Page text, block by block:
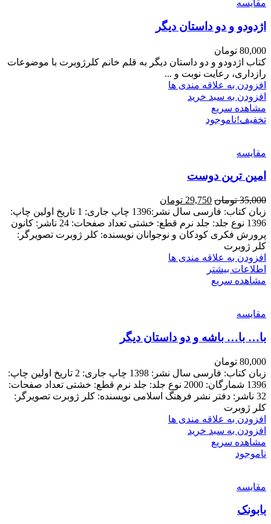
مقایسه
اژدودو و دو داستان دیگر
80,000 تومان
کتاب اژدودو و دو داستان دیگر به قلم خانم کلرژوبرت با موضوعات
رازداری، رعایت نوبت و ...
افزودن به علاقه مندی ها
افزودن به سبد خرید
مشاهده سریع
تخفیف!ناموجود
مقایسه
امین ترین دوست
35,000 تومان 29,750 تومان
زبان کتاب: فارسی سال نشر:1396 چاپ جاری: 1 تاریخ اولین چاپ:
1396 نوع جلد: جلد نرم قطع: خشتی تعداد صفحات: 24 ناشر: کانون
پرورش فکری کودکان و نوجوانان نویسنده: کلر ژوبرت تصویرگر:
کلر ژوبرت
افزودن به علاقه مندی ها
اطلاعات بیشتر
مشاهده سریع
مقایسه
با… با… باشه و دو داستان دیگر
80,000 تومان
زبان کتاب: فارسی سال نشر: 1398 چاپ جاری: 2 تاریخ اولین چاپ:
1396 شمارگان: 2000 نوع جلد: جلد نرم قطع: خشتی تعداد صفحات:
32 ناشر: دفتر نشر فرهنگ اسلامی نویسنده: کلر ژوبرت تصویرگر:
کلر ژوبرت
افزودن به علاقه مندی ها
افزودن به سبد خرید
مشاهده سریع
ناموجود
مقایسه
بابونک